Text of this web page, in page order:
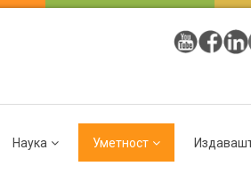
Наука Уметност